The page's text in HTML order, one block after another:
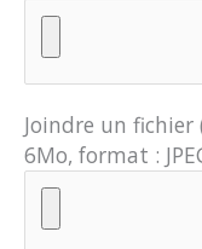
Joindre un
6Mo, format :